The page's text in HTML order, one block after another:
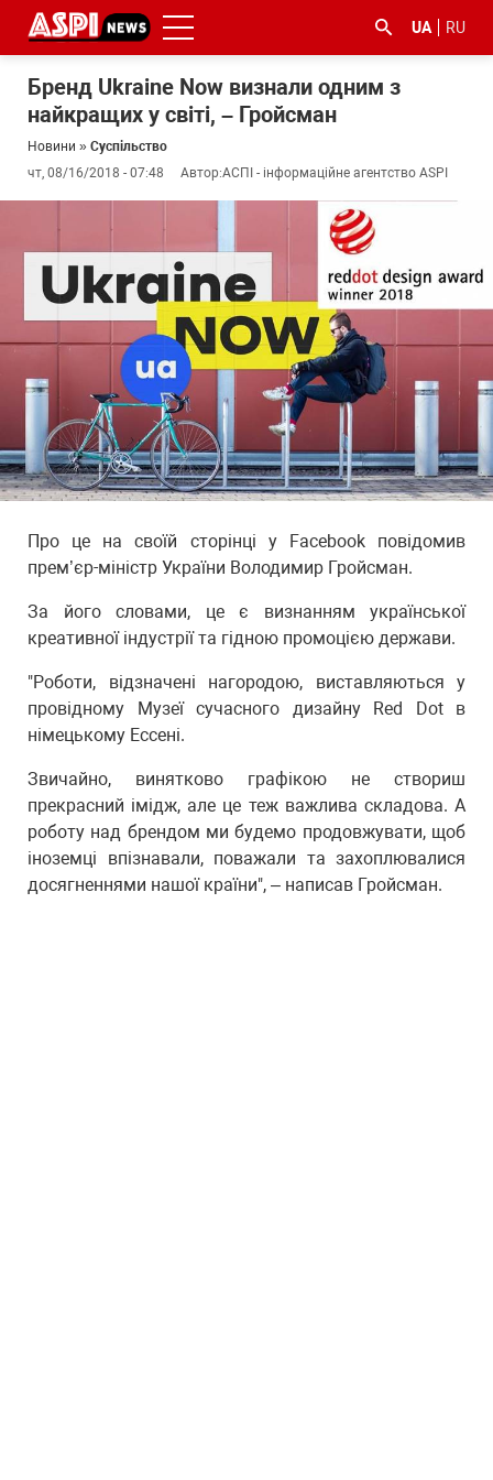
UA RU
Бренд Ukraine Now визнали одним з
найкращих у світі, – Гройсман
Новини » Суспільство
чт, 08/16/2018 - 07:48
Автор:АСПІ - інформаційне агентство ASPI
Про це на своїй сторінці у Facebook повідомив
прем’єр-міністр України Володимир Гройсман.
За його словами, це є визнанням української
креативної індустрії та гідною промоцією держави.
"Роботи, відзначені нагородою, виставляються у
провідному Музеї сучасного дизайну Red Dot в
німецькому Ессені.
Звичайно, винятково графікою не створиш
прекрасний імідж, але це теж важлива складова. А
роботу над брендом ми будемо продовжувати, щоб
іноземці впізнавали, поважали та захоплювалися
досягненнями нашої країни", – написав Гройсман.
#ООС
#боротьба
з
корупцією
#ДФС #Київ #коронавірус